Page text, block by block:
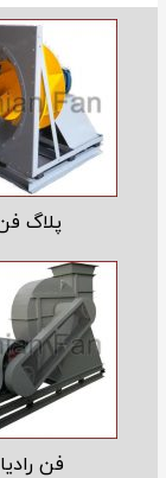
پلاگ
فن